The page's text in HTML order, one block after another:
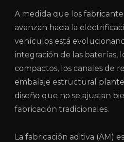
A medida que los
avanzan hacia la
vehículos está
integración de las baterías,
compactos, los canales de
embalaje estructural
diseño que no se ajustan
fabricación tradicionales.
La fabricación aditiva (AM)